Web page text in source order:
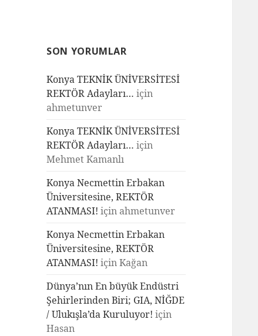
SON YORUMLAR
Konya TEKNİK ÜNİVERSİTESİ
REKTÖR Adayları… için
ahmetunver
Konya TEKNİK ÜNİVERSİTESİ
REKTÖR Adayları… için
Mehmet Kamanlı
Konya Necmettin Erbakan
Üniversitesine, REKTÖR
ATANMASI! için ahmetunver
Konya Necmettin Erbakan
Üniversitesine, REKTÖR
ATANMASI! içinKağan
Dünya’nın En büyük Endüstri
Şehirlerinden Biri; GIA, NİĞDE
/ Ulukışla’da Kuruluyor! için
Hasan